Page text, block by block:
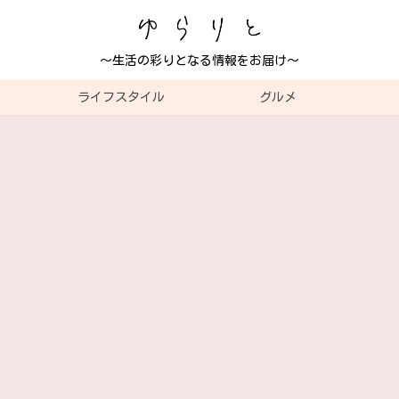
～生活の彩りとなる情報をお届け～
ライフスタイル グルメ